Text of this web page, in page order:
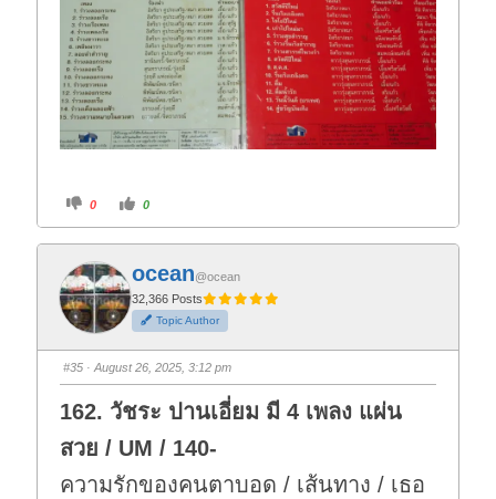
C
i
f
o
r
t
h
u
m
d
o
n
.
0
C
i
o
t
h
u
m
u
p
0
ocean@ocean
32,366 Posts
Topic Author
#35 · August 26, 2025, 3:12 pm
162. วัชระ ปานเอี่ยม มี 4 เพลง แผ่น
สวย / UM / 140-
ความรักของคนตาบอด / เส้นทาง / เธอ